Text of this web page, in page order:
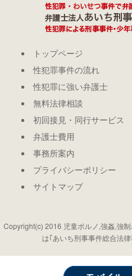
トップページ
性犯罪事件の流れ
性犯罪に強い弁護士
無料法律相談
初回接見・同行サービス
弁護士費用
事務所案内
プライバシーポリシー
サイトマップ
Copyright(c) 2016 児童ポルノ,強姦,強
は｢あいち刑事事件総合法